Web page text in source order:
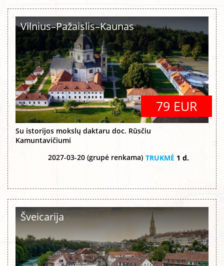
Vilnius–Pažaislis–Kaunas
79 EUR
Su istorijos mokslų daktaru doc. Rūsčiu
Kamuntavičiumi
2027-03-20 (grupė renkama) TRUKMĖ 1 d.
Šveicarija